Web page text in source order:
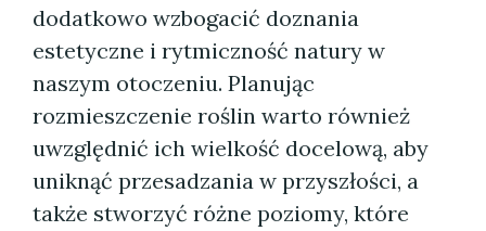
dodatkowo wzbogacić doznania
estetyczne i rytmiczność natury w
naszym otoczeniu. Planując
rozmieszczenie roślin warto również
uwzględnić ich wielkość docelową, aby
uniknąć przesadzania w przyszłości, a
także stworzyć różne poziomy, które